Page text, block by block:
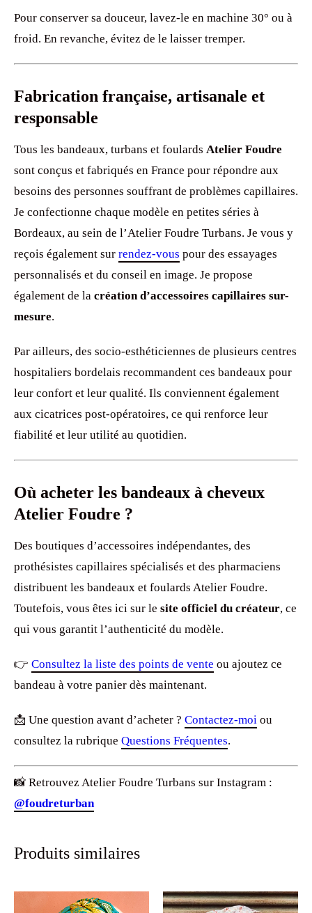
Pour conserver sa douceur, lavez-le en machine 30° ou à
froid. En revanche, évitez de le laisser tremper.
Fabrication française, artisanale et
responsable
Tous les bandeaux, turbans et foulards Atelier Foudre
sont conçus et fabriqués en France pour répondre aux
besoins des personnes souffrant de problèmes capillaires.
Je confectionne chaque modèle en petites séries à
Bordeaux, au sein de l’Atelier Foudre Turbans. Je vous y
reçois également sur rendez-vous pour des essayages
personnalisés et du conseil en image. Je propose
également de la création d’accessoires capillaires sur-
mesure.
Par ailleurs, des socio-esthéticiennes de plusieurs centres
hospitaliers bordelais recommandent ces bandeaux pour
leur confort et leur qualité. Ils conviennent également
aux cicatrices post-opératoires, ce qui renforce leur
fiabilité et leur utilité au quotidien.
Où acheter les bandeaux à cheveux
Atelier Foudre ?
Des boutiques d’accessoires indépendantes, des
prothésistes capillaires spécialisés et des pharmaciens
distribuent les bandeaux et foulards Atelier Foudre.
Toutefois, vous êtes ici sur le site officiel du créateur, ce
qui vous garantit l’authenticité du modèle.
👉 Consultez la liste des points de vente ou ajoutez ce
bandeau à votre panier dès maintenant.
📩 Une question avant d’acheter ? Contactez-moi ou
consultez la rubrique Questions Fréquentes.
📸 Retrouvez Atelier Foudre Turbans sur Instagram :
@foudreturban
Produits similaires